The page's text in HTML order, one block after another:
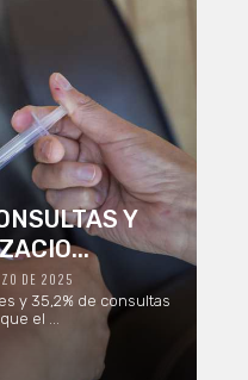
Y
DE 2025
y 35,2% de consultas
el ...